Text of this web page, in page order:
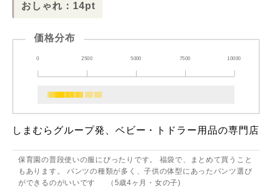
おしゃれ：14pt
価格分布
0 2500 5000 7500 10000
しまむらグループ発、ベビー・トドラー用品の専門店
保育園の普段使いの服にぴったりです。 福袋で、まとめて買うこと
もあります。 パンツの種類が多く、子供の体型にあったパンツ選び
ができるのがいいです （5歳4ヶ月・女の子)